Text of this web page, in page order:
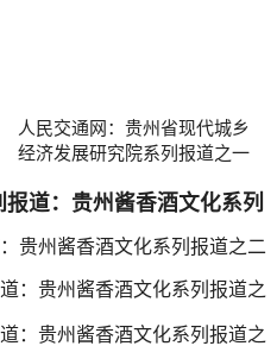
人民交通网：贵州省现代城乡
经济发展研究院系列报道之一
道：贵州酱香酒文化系列
贵州酱香酒文化系列报道之二
：贵州酱香酒文化系列报道之
：贵州酱香酒文化系列报道之